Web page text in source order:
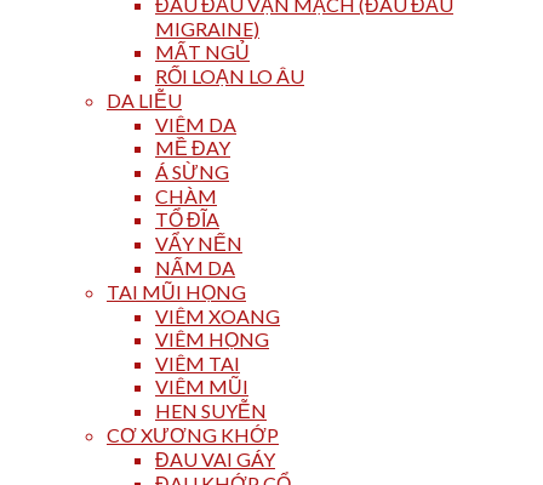
MIGRAINE)
MẤT NGỦ
RỐI LOẠN LO ÂU
DA LIỄU
VIÊM DA
MỀ ĐAY
Á SỪNG
CHÀM
TỔ ĐĨA
VẨY NẾN
NẤM DA
TAI MŨI HỌNG
VIÊM XOANG
VIÊM HỌNG
VIÊM TAI
VIÊM MŨI
HEN SUYỄN
CƠ XƯƠNG KHỚP
ĐAU VAI GÁY